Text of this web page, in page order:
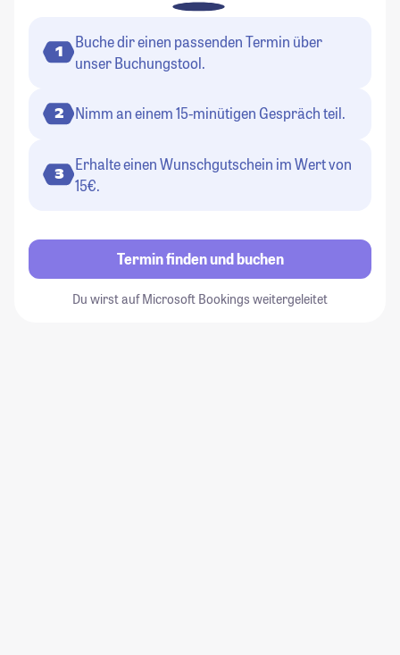
1
Buche dir einen passenden Termin über
unser Buchungstool.
2 Nimm an einem 15-minütigen Gespräch teil.
3
Erhalte einen Wunschgutschein im Wert von
15€.
Termin finden und buchen
Du wirst auf Microsoft Bookings weitergeleitet